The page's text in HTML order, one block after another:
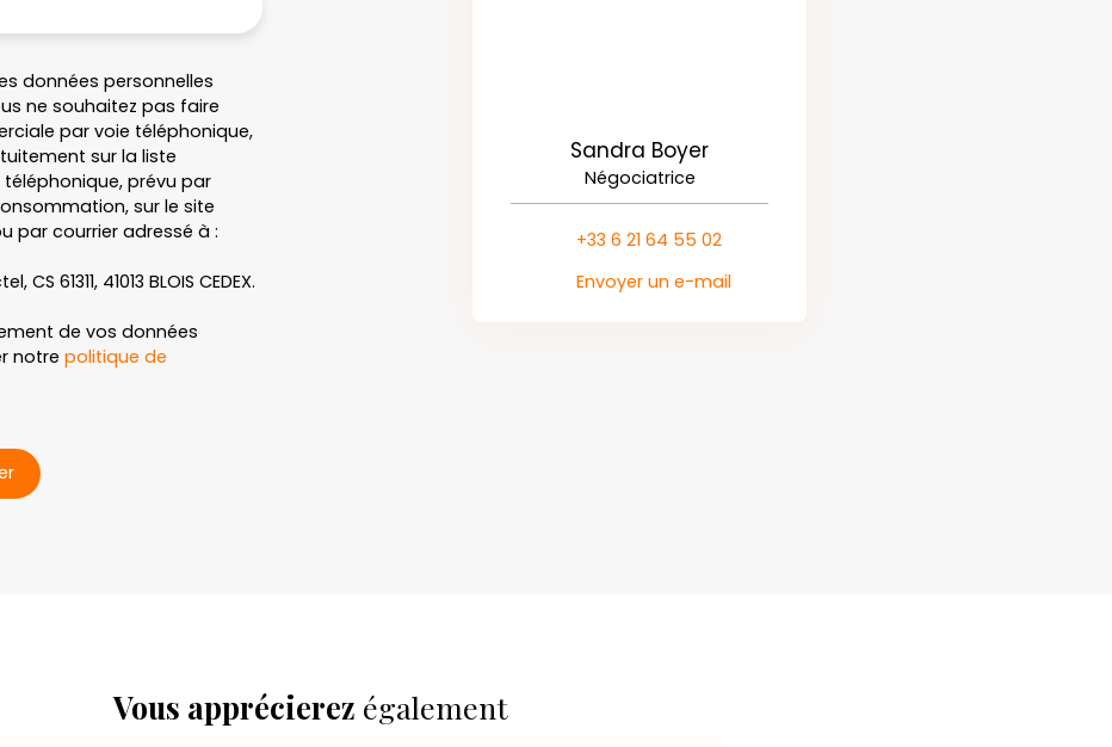
données personnelles
ne souhaitez pas faire
par voie téléphonique,
sur la liste
prévu par
sur le site
par courrier adressé à :
61311, 41013 BLOIS CEDEX.
de vos données
notre politique de
Sandra Boyer
Négociatrice
+33 6 21 64 55 02
Envoyer un e-mail
Vous apprécierez également